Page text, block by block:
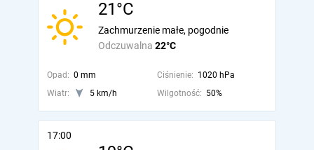
21°C
Odczuwalna 22°C
Zachmurzenie małe, pogodnie
Opad: 0 mm Ciśnienie: 1020 hPa
Wiatr:
5 km/h Wilgotność: 50%
17:00